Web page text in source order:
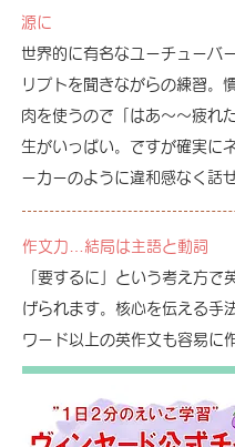
源に
世界的に有名なユーチューバ
リプトを聞きながらの練習。
肉を使うので「はあ～～疲れ
生がいっぱい。ですが確実に
ーカーのように違和感なく話
作文力…結局は主語と動詞
「要するに」という考え方で
げられます。核心を伝える手
ワード以上の英作文も容易に